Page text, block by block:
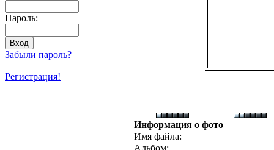
Пароль:
Забыли пароль?
Регистрация!
Информация о фото
Имя файла:
Альбом: